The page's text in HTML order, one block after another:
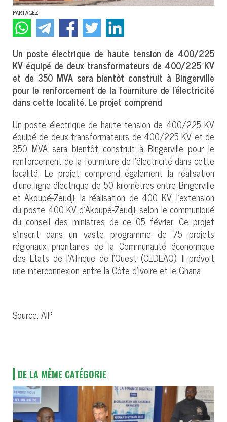
PARTAGEZ
Un poste électrique de haute tension de 400/225
KV équipé de deux transformateurs de 400/225 KV
et de 350 MVA sera bientôt construit à Bingerville
pour le renforcement de la fourniture de l’électricité
dans cette localité. Le projet comprend
Un poste électrique de haute tension de 400/225 KV
équipé de deux transformateurs de 400/225 KV et de
350 MVA sera bientôt construit à Bingerville pour le
renforcement de la fourniture de l’électricité dans cette
localité. Le projet comprend également la réalisation
d’une ligne électrique de 50 kilomètres entre Bingerville
et Akoupé-Zeudji, la réalisation de 400 KV, l’extension
du poste 400 KV d’Akoupé-Zeudji, selon le communiqué
du conseil des ministres de ce 05 février. Ce projet
s’inscrit dans un vaste programme de 75 projets
régionaux prioritaires de la Communauté économique
des Etats de l’Afrique de l’Ouest (CEDEAO). Il prévoit
une interconnexion entre la Côte d’Ivoire et le Ghana.
Source: AIP
DE LA MÊME CATÉGORIE